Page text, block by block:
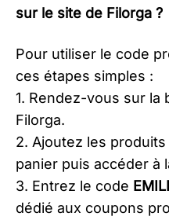
sur le site de Filorga ?
Pour utiliser le code
ces étapes simples :
1. Rendez-vous sur la
Filorga.
2. Ajoutez les
panier puis accéder à
3. Entrez le code
dédié aux coupons